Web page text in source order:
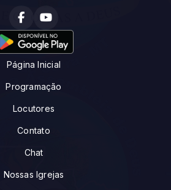
Página Inicial
Programação
Locutores
Contato
Chat
Nossas Igrejas